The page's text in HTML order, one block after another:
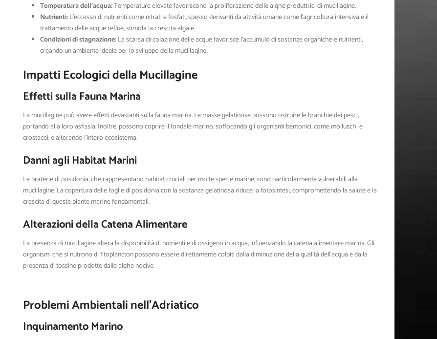
Temperatura dell’acqua:Temperature elevate favoriscono la proliferazione delle alghe produttrici di mucillagine.
Nutrienti:L’eccesso di nutrienti come nitrati e fosfati, spesso derivanti da attività umane come l’agricoltura intensiva e il
trattamento delle acque reflue, stimola la crescita algale.
Condizioni di stagnazione:La scarsa circolazione delle acque favorisce l’accumulo di sostanze organiche e nutrienti,
creando un ambiente ideale per lo sviluppo della mucillagine.
Impatti Ecologici della Mucillagine
Effetti sulla Fauna Marina
La mucillagine può avere effetti devastanti sulla fauna marina. Le masse gelatinose possono ostruire le branchie dei pesci,
portando alla loro asfissia. Inoltre, possono coprire il fondale marino, soffocando gli organismi bentonici, come molluschi e
crostacei, e alterando l’intero ecosistema.
Danni agli Habitat Marini
Le praterie di posidonia, che rappresentano habitat cruciali per molte specie marine, sono particolarmente vulnerabili alla
mucillagine. La copertura delle foglie di posidonia con la sostanza gelatinosa riduce la fotosintesi, compromettendo la salute e la
crescita di queste piante marine fondamentali.
Alterazioni della Catena Alimentare
La presenza di mucillagine altera la disponibilità di nutrienti e di ossigeno in acqua, influenzando la catena alimentare marina. Gli
organismi che si nutrono di fitoplancton possono essere direttamente colpiti dalla diminuzione della qualità dell’acqua e dalla
presenza di tossine prodotte dalle alghe nocive.
Problemi Ambientali nell’Adriatico
Inquinamento Marino